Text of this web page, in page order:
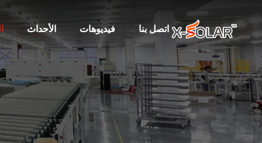
الأحداث فيديوهات اتصل بنا